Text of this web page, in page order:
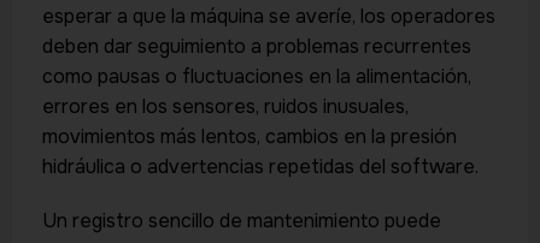
esperar a que la máquina se averíe, los operadores
deben dar seguimiento a problemas recurrentes
como pausas o fluctuaciones en la alimentación,
errores en los sensores, ruidos inusuales,
movimientos más lentos, cambios en la presión
hidráulica o advertencias repetidas del software.
Un registro sencillo de mantenimiento puede